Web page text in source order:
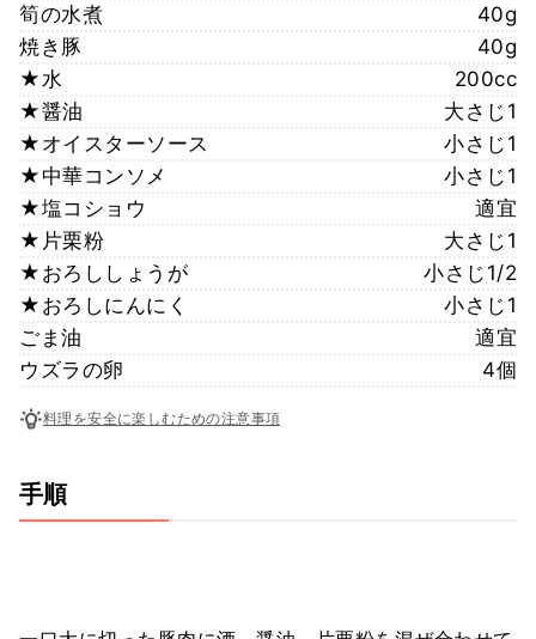
筍の水煮
40g
焼き豚
40g
★水
200cc
★醤油
大さじ1
★オイスターソース
小さじ1
★中華コンソメ
小さじ1
★塩コショウ
適宜
★片栗粉
大さじ1
★おろししょうが
小さじ1/2
★おろしにんにく
小さじ1
ごま油
適宜
ウズラの卵
4個
料理を安全に楽しむための注意事項
手順